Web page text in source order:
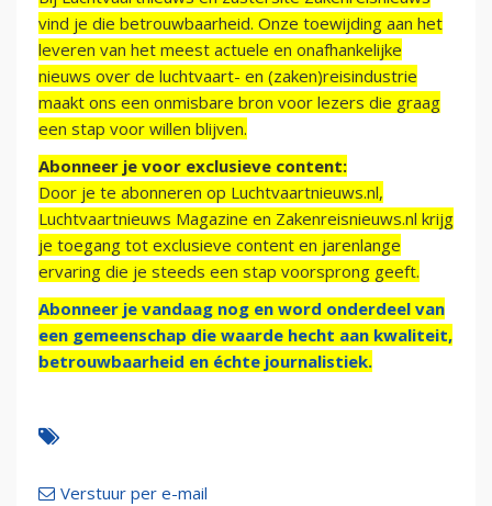
vind je die betrouwbaarheid. Onze toewijding aan het
leveren van het meest actuele en onafhankelijke
nieuws over de luchtvaart- en (zaken)reisindustrie
maakt ons een onmisbare bron voor lezers die graag
een stap voor willen blijven.
Abonneer je voor exclusieve content:
Door je te abonneren op Luchtvaartnieuws.nl,
Luchtvaartnieuws Magazine en Zakenreisnieuws.nl krijg
je toegang tot exclusieve content en jarenlange
ervaring die je steeds een stap voorsprong geeft.
Abonneer je vandaag nog en word onderdeel van
een gemeenschap die waarde hecht aan kwaliteit,
betrouwbaarheid en échte journalistiek.
Verstuur per e-mail